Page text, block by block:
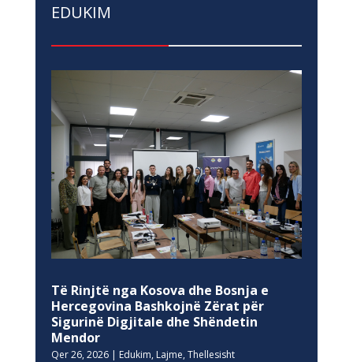
EDUKIM
Të Rinjtë nga Kosova dhe Bosnja e
Hercegovina Bashkojnë Zërat për
Sigurinë Digjitale dhe Shëndetin
Mendor
Qer 26, 2026| Edukim, Lajme, Thellesisht